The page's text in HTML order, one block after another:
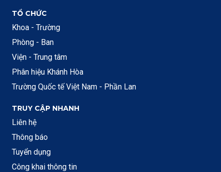
TỔ CHỨC
Khoa - Trường
Phòng - Ban
Viện - Trung tâm
Phân hiệu Khánh Hòa
Trường Quốc tế Việt Nam - Phần Lan
TRUY CẬP NHANH
Liên hệ
Thông báo
Tuyển dụng
Công khai thông tin